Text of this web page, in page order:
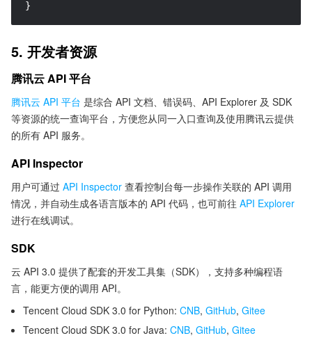
}
5. 开发者资源
腾讯云 API 平台
腾讯云 API 平台 是综合 API 文档、错误码、API Explorer 及 SDK
等资源的统一查询平台，方便您从同一入口查询及使用腾讯云提供
的所有 API 服务。
API Inspector
用户可通过 API Inspector 查看控制台每一步操作关联的 API 调用
情况，并自动生成各语言版本的 API 代码，也可前往 API Explorer
进行在线调试。
SDK
云 API 3.0 提供了配套的开发工具集（SDK），支持多种编程语
言，能更方便的调用 API。
Tencent Cloud SDK 3.0 for Python: CNB, GitHub, Gitee
Tencent Cloud SDK 3.0 for Java: CNB, GitHub, Gitee